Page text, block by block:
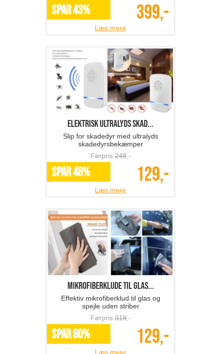
SPAR 43% 399,-
Læs mere
Elektrisk ultralyds skad...
Slip for skadedyr med ultralyds
skadedyrsbekæmper
Førpris249,-
SPAR 48% 129,-
Læs mere
Mikrofiberklude til glas...
Effektiv mikrofiberklud til glas og
spejle uden striber
Førpris319,-
SPAR 60% 129,-
Læs mere